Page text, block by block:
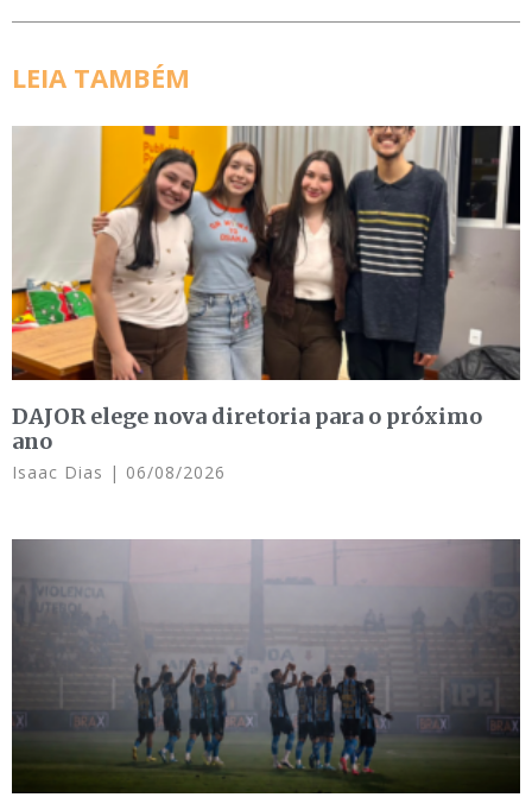
LEIA TAMBÉM
DAJOR elege nova diretoria para o próximo
ano
Isaac Dias 06/08/2026